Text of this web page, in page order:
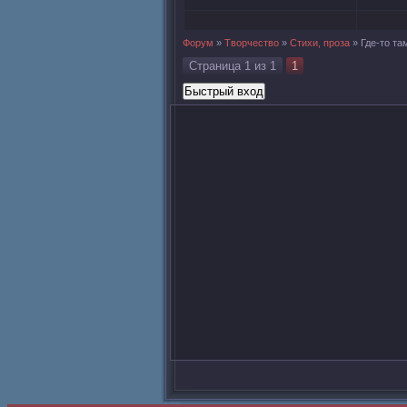
Форум » Творчество » Стихи, проза » Где-то
Страница 1 из 1 1